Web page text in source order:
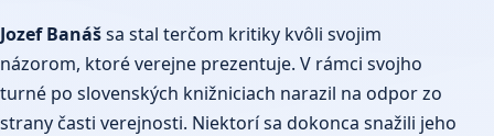
Jozef Banášsa stal terčom kritiky kvôli svojim
názorom, ktoré verejne prezentuje. V rámci svojho
turné po slovenských knižniciach narazil na odpor zo
strany časti verejnosti. Niektorí sa dokonca snažili jeho